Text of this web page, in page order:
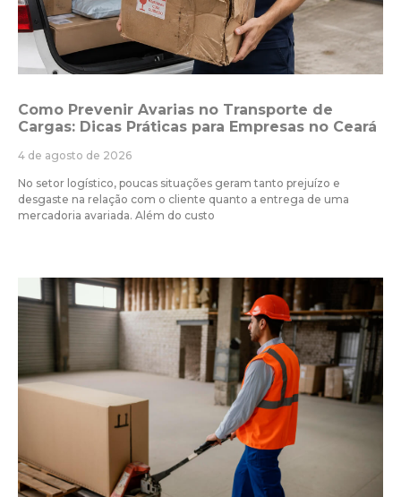
Como Prevenir Avarias no Transporte de
Cargas: Dicas Práticas para Empresas no Ceará
4 de agosto de 2026
No setor logístico, poucas situações geram tanto prejuízo e
desgaste na relação com o cliente quanto a entrega de uma
mercadoria avariada. Além do custo